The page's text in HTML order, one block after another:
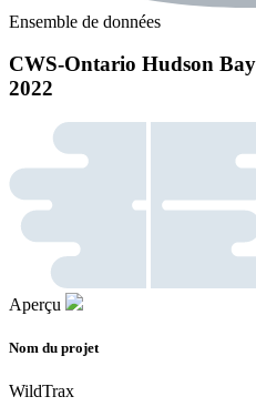
Ensemble de données
CWS-Ontario Hudson
2022
Aperçu
Nom du projet
WildTrax